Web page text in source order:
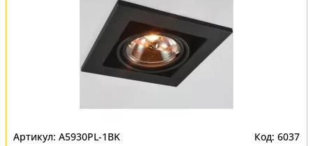
A5930PL-1BK 6037